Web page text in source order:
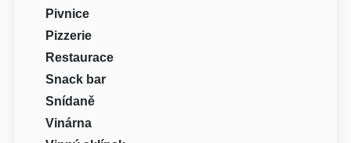
Pivnice
Pizzerie
Restaurace
Snack bar
Snídaně
Vinárna